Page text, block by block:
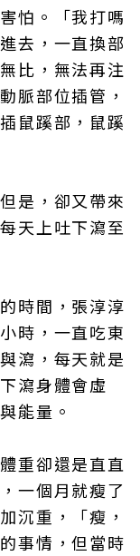
怕。「我打嗎
去，一直換部
比，無法再注
脈部位插管，
鼠蹊部，鼠蹊
是，卻又帶來
天上吐下瀉至
時間，張淳淳
時，一直吃東
瀉，每天就是
瀉身體會虛
能量。
重卻還是直直
一個月就瘦了
沉重，「瘦，
事情，但當時